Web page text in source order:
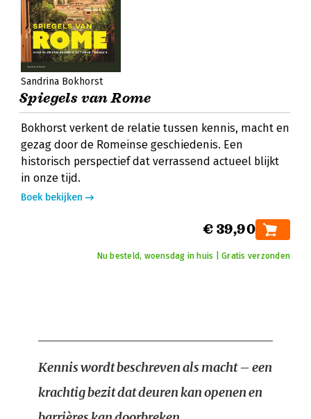
Sandrina Bokhorst
Spiegels van Rome
Bokhorst verkent de relatie tussen kennis, macht en
gezag door de Romeinse geschiedenis. Een
historisch perspectief dat verrassend actueel blijkt
in onze tijd.
Boek bekijken
€ 39,90
Nu besteld, woensdag in huis | Gratis verzonden
Kennis wordt beschreven als macht – een
krachtig bezit dat deuren kan openen en